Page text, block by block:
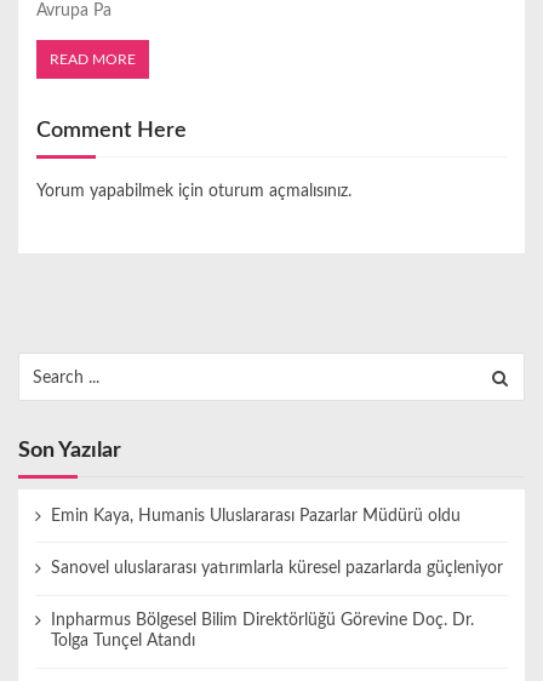
Avrupa Pa
READ MORE
Comment Here
Yorum yapabilmek için oturum açmalısınız.
for:
Son Yazılar
Emin Kaya, Humanis Uluslararası Pazarlar Müdürü oldu
Sanovel uluslararası yatırımlarla küresel pazarlarda güçleniyor
Inpharmus Bölgesel Bilim Direktörlüğü Görevine Doç. Dr.
Tolga Tunçel Atandı